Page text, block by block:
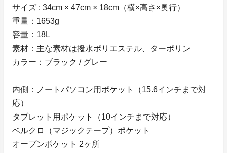
サイズ : 34cm × 47cm × 18cm（横×高さ×奥行）
重量：1653g
容量：18L
素材：主な素材は撥水ポリエステル、ターポリン
カラー：ブラック / グレー
内側：ノートパソコン用ポケット（15.6インチまで対
応）
タブレット用ポケット（10インチまで対応）
ベルクロ（マジックテープ）ポケット
オープンポケット 2ヶ所